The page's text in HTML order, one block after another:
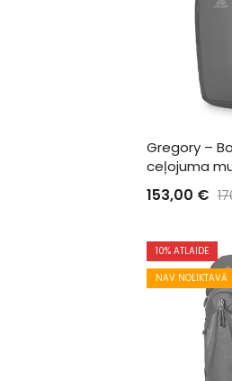
Gregory –
ceļojuma
153,00 €
10% ATLAIDE
NAV NOLIKTAVĀ